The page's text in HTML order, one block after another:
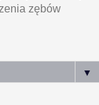
zębów
▼